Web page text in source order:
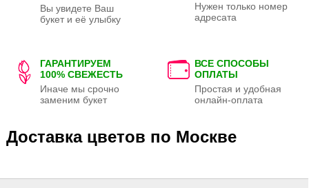
Вы увидете Ваш
букет и её улыбку
Нужен только номер
адресата
ГАРАНТИРУЕМ
100% СВЕЖЕСТЬ
Иначе мы срочно
заменим букет
ВСЕ СПОСОБЫ
ОПЛАТЫ
Простая и удобная
онлайн-оплата
Доставка цветов по Москве